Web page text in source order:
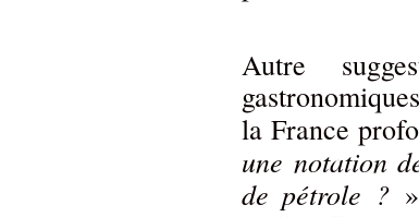
Autre
la France
une notation
de pétrole ?